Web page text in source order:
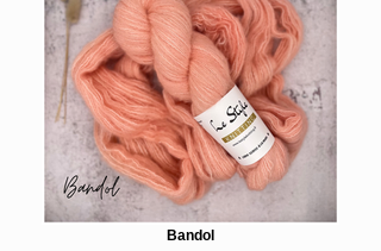
Bandol